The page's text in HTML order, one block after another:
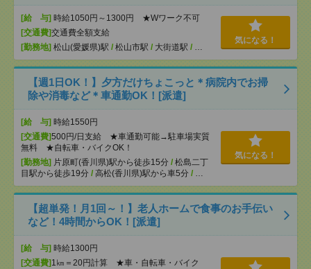
[給 与] 時給1050円～1300円 ★Wワーク不可
[交通費]交通費全額支給
[勤務地] 松山(愛媛県)駅 / 松山市駅 / 大街道駅 / …
気になる！
【週1日OK！】夕方だけちょこっと＊病院内でお掃
除や消毒など＊車通勤OK！[派遣]
[給 与] 時給1550円
[交通費]500円/日支給 ★車通勤可能→駐車場実質
無料 ★自転車・バイクOK！
[勤務地] 片原町(香川県)駅から徒歩15分 / 松島二丁
目駅から徒歩19分 / 高松(香川県)駅から車5分 / …
気になる！
【超単発！月1回～！】老人ホームで食事のお手伝い
など！4時間からOK！[派遣]
[給 与] 時給1300円
[交通費]1㎞＝20円計算 ★車・自転車・バイク